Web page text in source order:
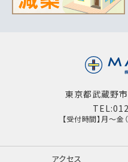
東京都武蔵野
【受付時間】月～
アクセス